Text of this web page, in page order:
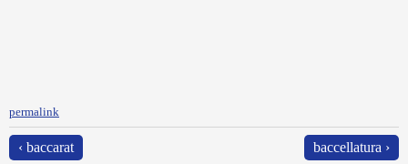
permalink
‹ baccarat baccellatura ›